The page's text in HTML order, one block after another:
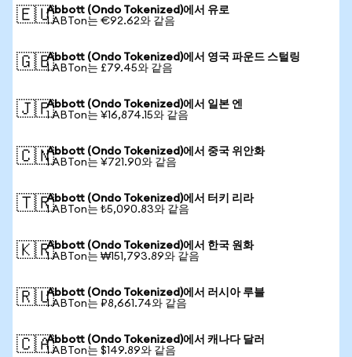
🇪🇺Abbott (Ondo Tokenized)에서 유로
1 ABTon는 €92.62와 같음
🇬🇧Abbott (Ondo Tokenized)에서 영국 파운드 스털링
1 ABTon는 £79.45와 같음
🇯🇵Abbott (Ondo Tokenized)에서 일본 엔
1 ABTon는 ¥16,874.15와 같음
🇨🇳Abbott (Ondo Tokenized)에서 중국 위안화
1 ABTon는 ¥721.90와 같음
🇹🇷Abbott (Ondo Tokenized)에서 터키 리라
1 ABTon는 ₺5,090.83와 같음
🇰🇷Abbott (Ondo Tokenized)에서 한국 원화
1 ABTon는 ₩151,793.89와 같음
🇷🇺Abbott (Ondo Tokenized)에서 러시아 루블
1 ABTon는 ₽8,661.74와 같음
🇨🇦Abbott (Ondo Tokenized)에서 캐나다 달러
1 ABTon는 $149.89와 같음